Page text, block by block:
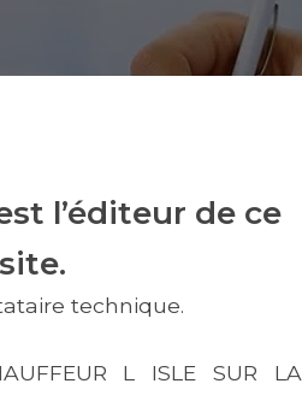
l’éditeur de ce
site.
technique.
L ISLE SUR LA